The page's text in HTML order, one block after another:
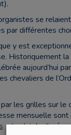
se
par différentes
y est
Historiquement
aujourd’hui
chevaliers de
les grilles sur
mensuelle sont
et celui du